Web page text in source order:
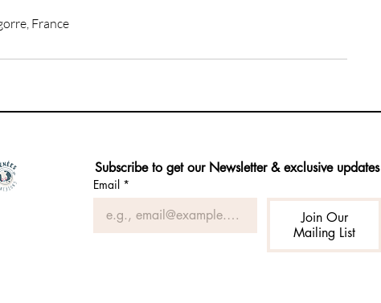
France
Subscribe to get our Newsletter & exclusive updates
Email *
Join Our
Mailing List